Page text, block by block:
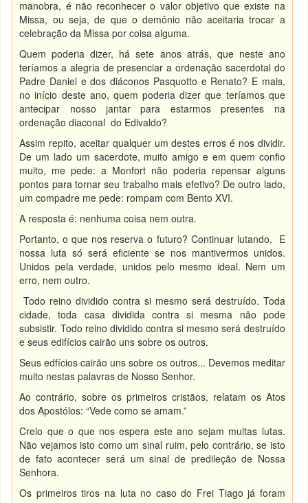
manobra, é não reconhecer o valor objetivo que existe na
Missa, ou seja, de que o demônio não aceitaria trocar a
celebração da Missa por coisa alguma.
Quem poderia dizer, há sete anos atrás, que neste ano
teríamos a alegria de presenciar a ordenação sacerdotal do
Padre Daniel e dos diáconos Pasquotto e Renato? E mais,
no início deste ano, quem poderia dizer que teríamos que
antecipar nosso jantar para estarmos presentes na
ordenação diaconal do Edivaldo?
Assim repito, aceitar qualquer um destes erros é nos dividir.
De um lado um sacerdote, muito amigo e em quem confio
muito, me pede: a Monfort não poderia repensar alguns
pontos para tornar seu trabalho mais efetivo? De outro lado,
um compadre me pede: rompam com Bento XVI.
A resposta é: nenhuma coisa nem outra.
Portanto, o que nos reserva o futuro? Continuar lutando. E
nossa luta só será eficiente se nos mantivermos unidos.
Unidos pela verdade, unidos pelo mesmo ideal. Nem um
erro, nem outro.
Todo reino dividido contra si mesmo será destruído. Toda
cidade, toda casa dividida contra si mesma não pode
subsistir. Todo reino dividido contra si mesmo será destruído
e seus edifícios cairão uns sobre os outros.
Seus edfícios cairão uns sobre os outros... Devemos meditar
muito nestas palavras de Nosso Senhor.
Ao contrário, sobre os primeiros cristãos, relatam os Atos
dos Apostólos: “Vede como se amam.”
Creio que o que nos espera este ano sejam muitas lutas.
Não vejamos isto como um sinal ruim, pelo contrário, se isto
de fato acontecer será um sinal de predileção de Nossa
Senhora.
Os primeiros tiros na luta no caso do Frei Tiago já foram